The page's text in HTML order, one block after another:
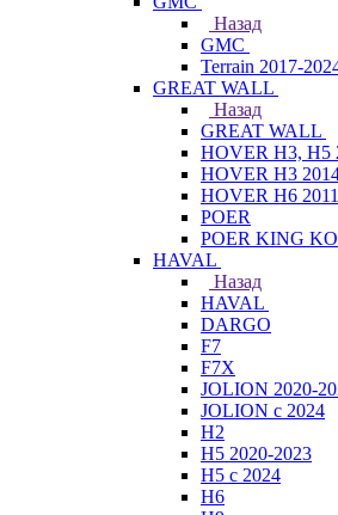
Назад
GMC
Terrain 2017-
GREAT WALL
Назад
GREAT WALL
HOVER H3, H5
HOVER H3
HOVER H6
POER
POER KING
HAVAL
Назад
HAVAL
DARGO
F7
F7X
JOLION 2020-
JOLION с 2024
H2
H5 2020-2023
H5 с 2024
H6